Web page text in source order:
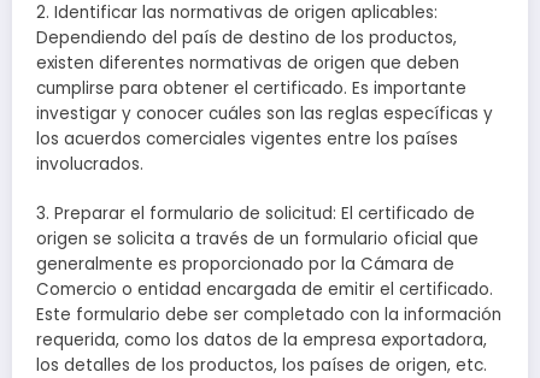
2. Identificar las normativas de origen aplicables:
Dependiendo del país de destino de los productos,
existen diferentes normativas de origen que deben
cumplirse para obtener el certificado. Es importante
investigar y conocer cuáles son las reglas específicas y
los acuerdos comerciales vigentes entre los países
involucrados.
3. Preparar el formulario de solicitud: El certificado de
origen se solicita a través de un formulario oficial que
generalmente es proporcionado por la Cámara de
Comercio o entidad encargada de emitir el certificado.
Este formulario debe ser completado con la información
requerida, como los datos de la empresa exportadora,
los detalles de los productos, los países de origen, etc.